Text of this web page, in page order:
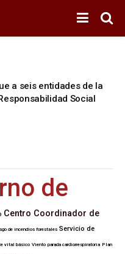
a seis entidades de la
Social
de
Centro Coordinador de
de incendios forestales Servicio de
vital básico Viento parada cardiorrespiratoria Plan